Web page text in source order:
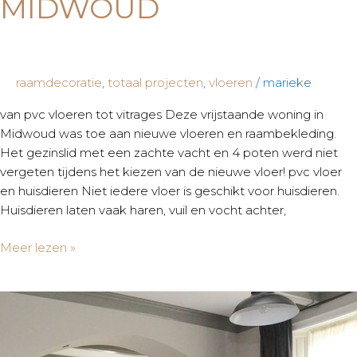
MIDWOUD
raamdecoratie, totaal projecten, vloeren / marieke
van pvc vloeren tot vitrages Deze vrijstaande woning in
Midwoud was toe aan nieuwe vloeren en raambekleding.
Het gezinslid met een zachte vacht en 4 poten werd niet
vergeten tijdens het kiezen van de nieuwe vloer! pvc vloer
en huisdieren Niet iedere vloer is geschikt voor huisdieren.
Huisdieren laten vaak haren, vuil en vocht achter,
Meer lezen »
Metamorfose